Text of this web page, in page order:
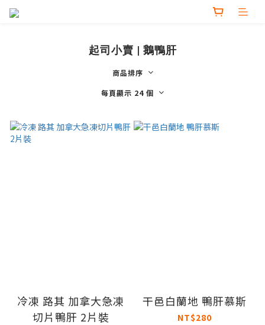
起司小賣 | 鵝鴨肝
商品排序
每頁顯示 24 個
冷凍 路其 加拿大急凍
切片鴨肝 2片裝
干邑白蘭地 鴨肝慕斯
NT$280